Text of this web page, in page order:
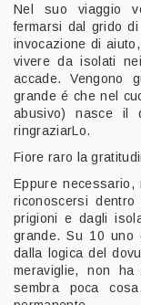
Nel suo viaggio
fermarsi dal grido
invocazione di
vivere da isolati
accade. Vengono
grande é che nel
abusivo) nasce il
ringraziarLo.
Fiore raro la
Eppure necessario,
riconoscersi
prigioni e dagli
grande. Su 10 uno
dalla logica del
meraviglie, non
sembra poca